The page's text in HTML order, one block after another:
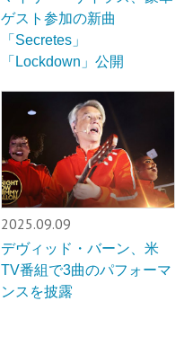
ゲスト参加の新曲
「Secretes」
「Lockdown」公開
2025.09.09
デヴィッド・バーン、米
TV番組で3曲のパフォーマ
ンスを披露